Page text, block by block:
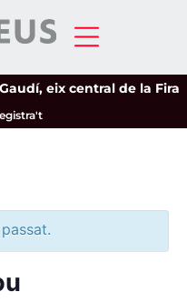
eix central de la Fira